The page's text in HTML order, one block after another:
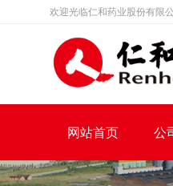
欢迎光临仁和药业股份有限
网站首页 公